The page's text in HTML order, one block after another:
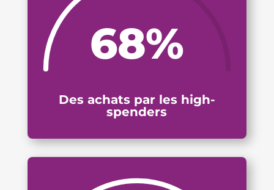
68%
Des achats par les high-
spenders